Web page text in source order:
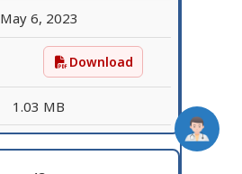
May 6, 2023
दुरध्वनी चालक या पदावर
Download
1.03 MB